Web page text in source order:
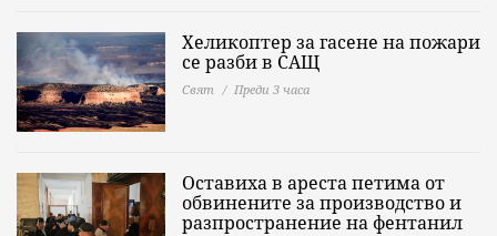
Хеликоптер за гасене на пожари
се разби в САЩ
Свят Преди 3 часа
Оставиха в ареста петима от
обвинените за производство и
разпространение на фентанил